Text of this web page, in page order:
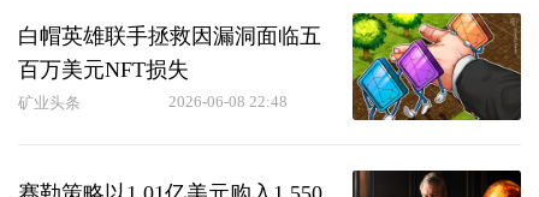
白帽英雄联手拯救因漏洞面临五
百万美元NFT损失
矿业头条 2026-06-08 22:48